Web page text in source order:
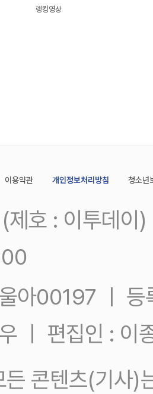
랭킹영상
이용약관 개인정보처리방침 청소년
제호 : 이투데
아00197 ㅣ
ㅣ 편집인 : 이
든 콘텐츠(기사)